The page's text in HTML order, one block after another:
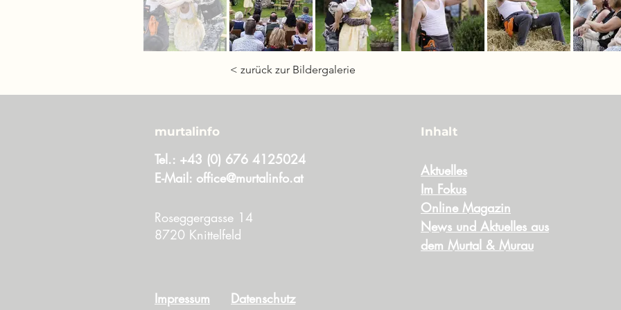
< zurück zur Bildergalerie
murtalinfo
Tel.: +43 (0) 676 4125024
E-Mail: office@murtalinfo.at
Roseggergasse 14
8720 Knittelfeld
Inhalt
Aktuelles
Im Fokus
Online Magazin
News und Aktuelles aus
dem Murtal & Murau
Impressum Datenschutz